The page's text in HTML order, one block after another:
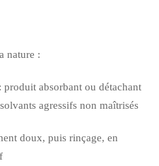
nature :
absorbant ou détachant
agressifs non maîtrisés
doux, puis rinçage, en